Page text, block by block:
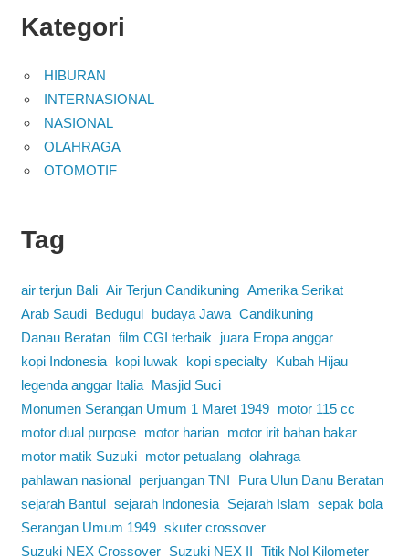
Kategori
HIBURAN
INTERNASIONAL
NASIONAL
OLAHRAGA
OTOMOTIF
Tag
air terjun Bali Air Terjun Candikuning Amerika Serikat
Arab Saudi
Bedugul budaya Jawa Candikuning
Danau Beratan film CGI terbaik
juara Eropa anggar
kopi Indonesia
kopi luwak kopi specialty
Kubah Hijau
legenda anggar Italia
Masjid Suci
Monumen Serangan Umum 1 Maret 1949
motor 115 cc
motor dual purpose
motor harian
motor irit bahan bakar
motor matik Suzuki
motor petualang olahraga
pahlawan nasional
perjuangan TNI
Pura Ulun Danu Beratan
sejarah Bantul sejarah Indonesia Sejarah Islam sepak bola
Serangan Umum 1949 skuter crossover
Suzuki NEX Crossover
Suzuki NEX II Titik Nol Kilometer